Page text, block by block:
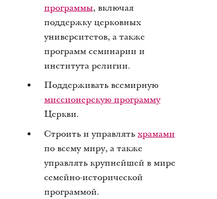
программы, включая
поддержку церковных
университетов, а также
программ семинарии и
института религии.
Поддерживать всемирную
миссионерскую программу
Церкви.
Строить и управлятьхрамами
по всему миру, а также
управлять крупнейшей в мире
семейно-исторической
программой.